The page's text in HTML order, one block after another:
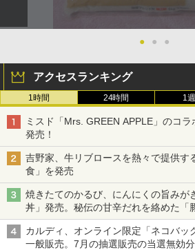
● ● ●
アクセスランキング
1時間 24時間 1
ミスド「Mrs. GREEN APPLE」のコ
発売！
吉野家、牛リブロースを熱々で提供す
食」を発売
焼きたてのかるび、にんにくの旨みが
丼」発売。秘伝の甘辛だれを絡めた「
カルディ、オンライン限定「ネコバッ
一般販売。7月の抽選販売の当選無効分